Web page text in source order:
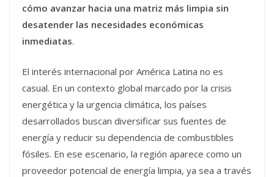
cómo avanzar hacia una matriz más limpia sin
desatender las necesidades económicas
inmediatas.
El interés internacional por América Latina no es
casual. En un contexto global marcado por la crisis
energética y la urgencia climática, los países
desarrollados buscan diversificar sus fuentes de
energía y reducir su dependencia de combustibles
fósiles. En ese escenario, la región aparece como un
proveedor potencial de energía limpia, ya sea a través